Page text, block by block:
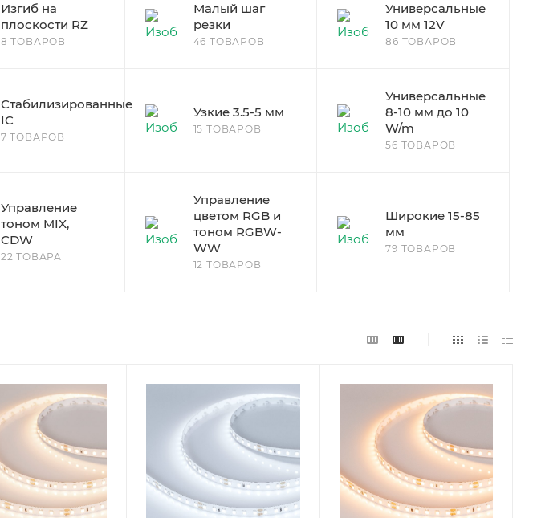
Изгиб на
плоскости RZ
8 ТОВАРОВ
Малый шаг
резки
46 ТОВАРОВ
Универсальные
10 мм 12V
86 ТОВАРОВ
Стабилизированные
IC
7 ТОВАРОВ
Узкие 3.5-5 мм
15 ТОВАРОВ
Универсальные
8-10 мм до 10
W/m
56 ТОВАРОВ
Управление
тоном MIX,
CDW
22 ТОВАРА
Управление
цветом RGB и
тоном RGBW-
WW
12 ТОВАРОВ
Широкие 15-85
мм
79 ТОВАРОВ